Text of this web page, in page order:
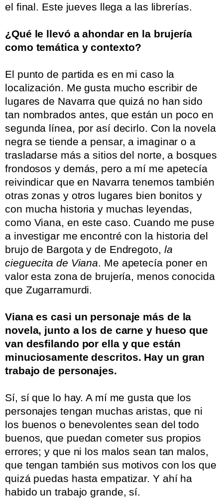
el final. Este jueves llega a las librerías.
¿Qué le llevó a ahondar en la brujería
como temática y contexto?
El punto de partida es en mi caso la
localización. Me gusta mucho escribir de
lugares de Navarra que quizá no han sido
tan nombrados antes, que están un poco en
segunda línea, por así decirlo. Con la novela
negra se tiende a pensar, a imaginar o a
trasladarse más a sitios del norte, a bosques
frondosos y demás, pero a mí me apetecía
reivindicar que en Navarra tenemos también
otras zonas y otros lugares bien bonitos y
con mucha historia y muchas leyendas,
como Viana, en este caso. Cuando me puse
a investigar me encontré con la historia del
brujo de Bargota y de Endregoto, la
cieguecita de Viana. Me apetecía poner en
valor esta zona de brujería, menos conocida
que Zugarramurdi.
Viana es casi un personaje más de la
novela, junto a los de carne y hueso que
van desfilando por ella y que están
minuciosamente descritos. Hay un gran
trabajo de personajes.
Sí, sí que lo hay. A mí me gusta que los
personajes tengan muchas aristas, que ni
los buenos o benevolentes sean del todo
buenos, que puedan cometer sus propios
errores; y que ni los malos sean tan malos,
que tengan también sus motivos con los que
quizá puedas hasta empatizar. Y ahí ha
habido un trabajo grande, sí.